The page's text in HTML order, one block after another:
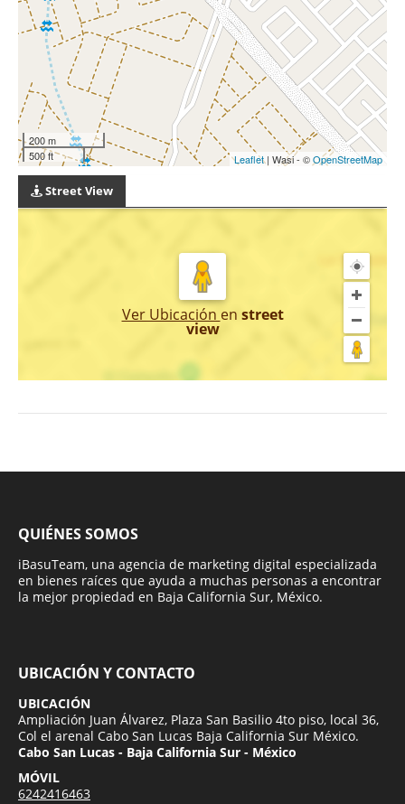
200 m
500 ft
Leaflet| Wasi - ©OpenStreetMap
Street View
Ver Ubicación en street
view
QUIÉNES SOMOS
iBasuTeam, una agencia de marketing digital especializada
en bienes raíces que ayuda a muchas personas a encontrar
la mejor propiedad en Baja California Sur, México.
UBICACIÓN Y CONTACTO
UBICACIÓN
Ampliación Juan Álvarez, Plaza San Basilio 4to piso, local 36,
Col el arenal Cabo San Lucas Baja California Sur México.
Cabo San Lucas - Baja California Sur - México
MÓVIL
6242416463